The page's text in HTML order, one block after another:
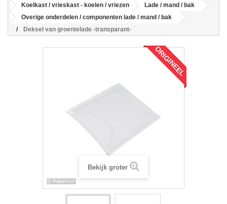
Koelkast / vrieskast - koelen / vriezen
Lade / mand / bak
Overige onderdelen / componenten lade / mand / bak
Deksel van groentelade -transparant-
ORIGINEEL
Bekijk groter